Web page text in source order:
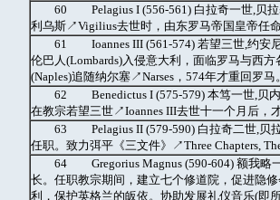
60 Pelagius I (556-561) 白拉奇一世,贝拉
利乌斯↗Vigilius去世时，由东罗马帝国皇帝任
61 Ioannes III (561-574) 若望三世,约安
伦巴人(Lombards)入侵意大利，面临罗马与西
(Naples)追随纳尔塞↗Narses，574年才重回罗马
62 Benedictus I (575-579) 本笃一世,贝内
在教宗若望三世↗Ioannes III去世十一个月后，
63 Pelagius II (579-590) 白拉奇二世,贝
任职。致力弭平《三文件》↗Three Chapters,
64 Gregorius Magnus (590-604) 额我略
长。任职教宗期间，建立七个修道院，促进隐
利，保护英格兰的皈依。协助发展礼仪音乐(即